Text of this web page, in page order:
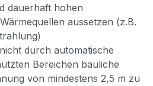
dauerhaft hohen
aussetzen (z.B.
durch automatische
Bereichen bauliche
von mindestens 2,5 m zu